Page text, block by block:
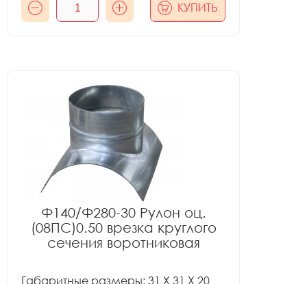
КУПИТЬ
Ф140/Ф280-30 Рулон оц.
(08ПС)0.50 врезка круглого
сечения воротниковая
Габаритные размеры: 31 X 31 X 20